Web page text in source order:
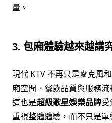
量。
3. 包廂體驗越來越講
現代 KTV 不再只是麥克風
廂空間、餐飲品質與服務
這也是超級歌星娛樂品牌受
重視整體體驗，而不只是單